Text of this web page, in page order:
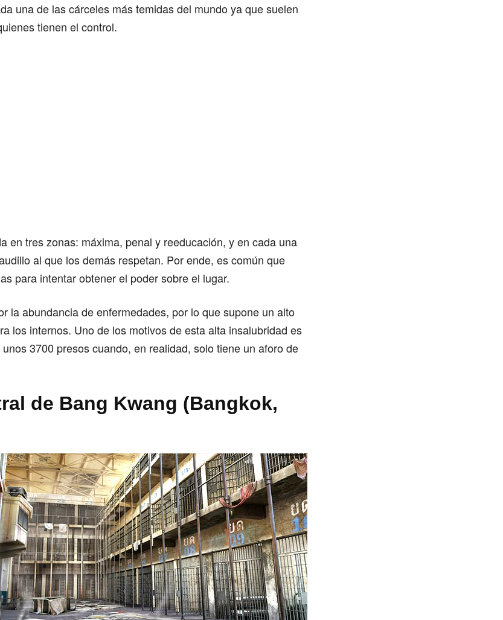
una de las cárceles más temidas del mundo ya que suelen
tienen el control.
en tres zonas: máxima, penal y reeducación, y en cada una
al que los demás respetan. Por ende, es común que
para intentar obtener el poder sobre el lugar.
la abundancia de enfermedades, por lo que supone un alto
los internos. Uno de los motivos de esta alta insalubridad es
3700 presos cuando, en realidad, solo tiene un aforo de
de Bang Kwang (Bangkok,